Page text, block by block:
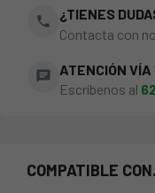
phone
¿TIENES
Contacta con
chat ATENCIÓN VÍA
Escríbenos al
COMPATIBLE